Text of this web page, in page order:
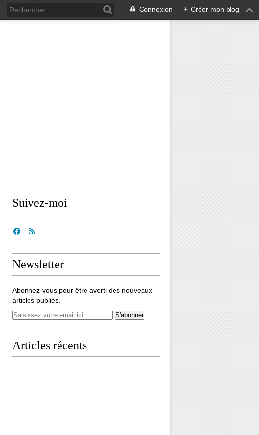
Connexion + Créer mon blog
Suivez-moi
Newsletter
Abonnez-vous pour être averti des nouveaux
articles publiés.
Articles récents